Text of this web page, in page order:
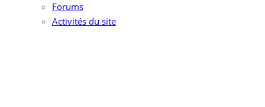
Forums
Activités du site